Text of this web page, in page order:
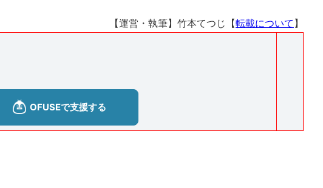
【運営・執筆】竹本てつじ【転載について 】